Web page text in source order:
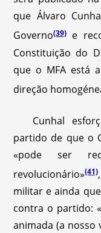
que Álvaro
Governo(39) e
Constituição do
que o MFA está
direção
Cunhal
partido de que o
«pode ser
revolucionário»(41)
militar e ainda
contra o partido:
animada (a nosso